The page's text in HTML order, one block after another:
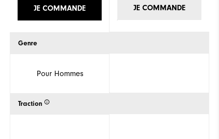
JE COMMANDE
Genre
Pour Hommes
Traction
JE COMMANDE